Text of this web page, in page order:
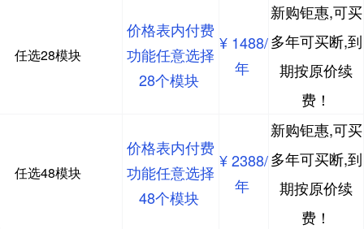
任选28模块
价格表内付费
功能任意选择
28个模块
¥ 1488/
年
新购钜惠,可买
多年可买断,到
期按原价续
费！
任选48模块
价格表内付费
功能任意选择
48个模块
¥ 2388/
年
新购钜惠,可买
多年可买断,到
期按原价续
费！